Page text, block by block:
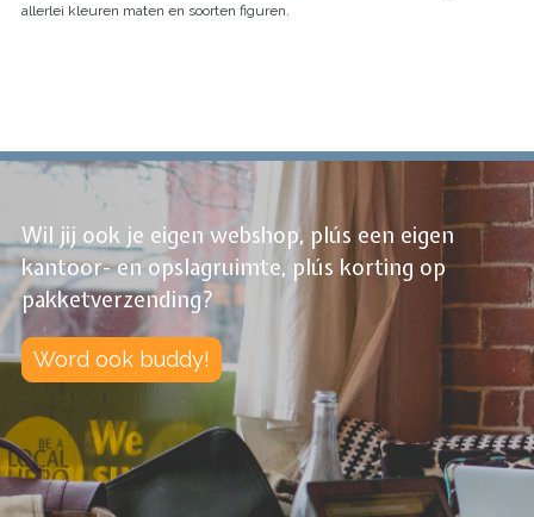
allerlei kleuren maten en soorten figuren.
Wil jij ook je eigen webshop, plús een eigen
kantoor- en opslagruimte, plús korting op
pakketverzending?
Word ook buddy!